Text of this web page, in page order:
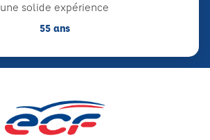
une solide expérience
55 ans